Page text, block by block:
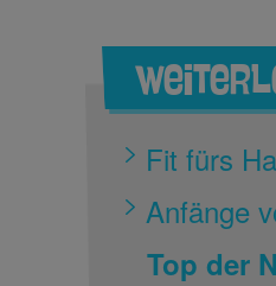
Fit fürs
Anfänge
Top der